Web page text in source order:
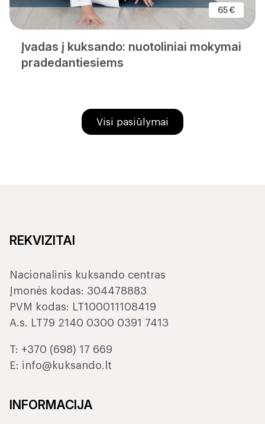
65 €
Įvadas į kuksando: nuotoliniai mokymai
pradedantiesiems
Visi pasiūlymai
REKVIZITAI
Nacionalinis kuksando centras
Įmonės kodas: 304478883
PVM kodas: LT100011108419
A.s. LT79 2140 0300 0391 7413
T: +370 (698) 17 669
E: info@kuksando.lt
INFORMACIJA